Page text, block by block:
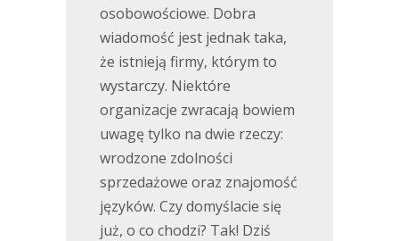
osobowościowe. Dobra
wiadomość jest jednak taka,
że istnieją firmy, którym to
wystarczy. Niektóre
organizacje zwracają bowiem
uwagę tylko na dwie rzeczy:
wrodzone zdolności
sprzedażowe oraz znajomość
języków. Czy domyślacie się
już, o co chodzi? Tak! Dziś